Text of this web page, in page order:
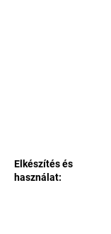
Elkészítés és
használat: